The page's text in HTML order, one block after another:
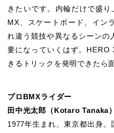
きたいです。内輪だけで盛
MX、スケートボード、イン
れ違う競技や異なるシーンの
要になっていくはず。HERO
きるトリックを発明できたら
プロBMXライダー
田中光太郎（Kotaro Tanaka）
1977年生まれ、東京都出身